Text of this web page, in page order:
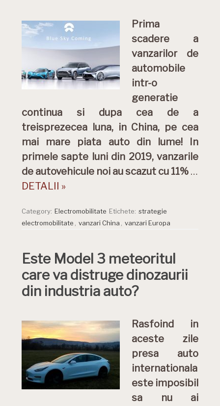
Prima
scadere a
vanzarilor de
automobile
intr-o
generatie
continua si dupa cea de a
treisprezecea luna, in China, pe cea
mai mare piata auto din lume! In
primele sapte luni din 2019, vanzarile
de autovehicule noi au scazut cu 11% …
DETALII »
Category: Electromobilitate Etichete: strategie
electromobilitate
vanzari China vanzari Europa
Este Model 3 meteoritul
care va distruge dinozaurii
din industria auto?
Rasfoind in
aceste zile
presa auto
internationala
este imposibil
sa nu ai